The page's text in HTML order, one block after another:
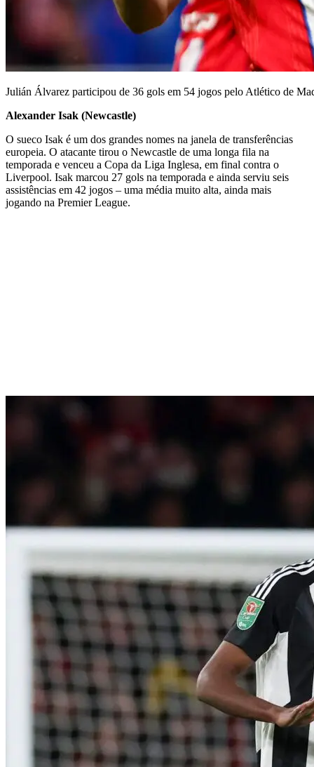
Julián Álvarez participou de 36 gols em 54 jogos pelo Atlético de
Alexander Isak (Newcastle)
O sueco Isak é um dos grandes nomes na janela de transferências
europeia. O atacante tirou o Newcastle de uma longa fila na
temporada e venceu a Copa da Liga Inglesa, em final contra o
Liverpool. Isak marcou 27 gols na temporada e ainda serviu seis
assistências em 42 jogos – uma média muito alta, ainda mais
jogando na Premier League.